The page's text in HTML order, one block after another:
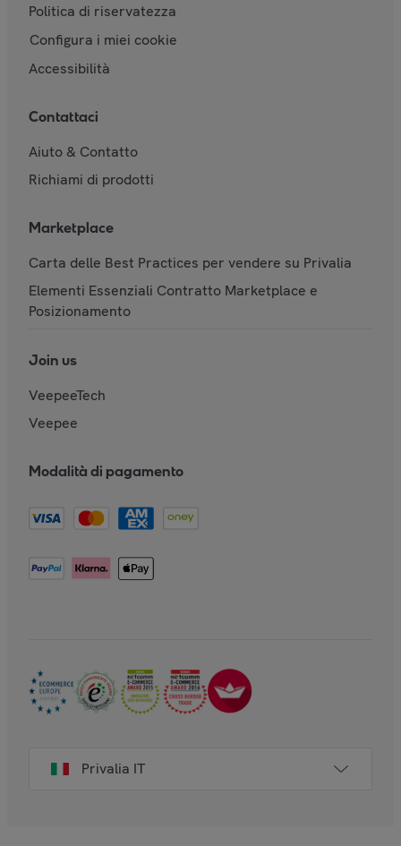
Politica di riservatezza
Configura i miei cookie
Accessibilità
Contattaci
Aiuto & Contatto
Richiami di prodotti
Marketplace
Carta delle Best Practices per vendere su Privalia
Elementi Essenziali Contratto Marketplace e
Posizionamento
Join us
VeepeeTech
Veepee
Modalità di pagamento
Privalia IT